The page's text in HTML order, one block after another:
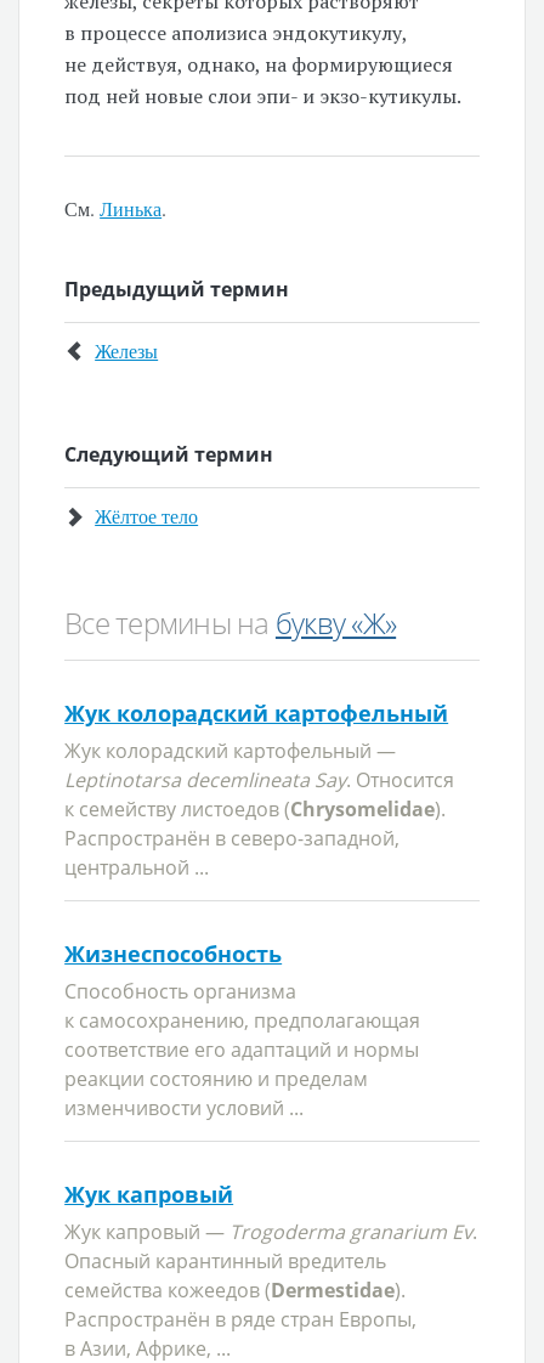
в процессе аполизиса эндокутикулу,
не действуя, однако, на формирующиеся
под ней новые слои эпи- и экзо-кутикулы.
См.Линька.
Предыдущий термин
Железы
Следующий термин
Жёлтое тело
Все термины на букву «Ж»
Жук колорадский картофельный
Жук колорадский картофельный —
Leptinotarsa decemlineata Say. Относится
к семейству листоедов (Chrysomelidae).
Распространён в северо-западной,
центральной ...
Жизнеспособность
Способность организма
к самосохранению, предполагающая
соответствие его адаптаций и нормы
реакции состоянию и пределам
изменчивости условий ...
Жук капровый
Жук капровый — Trogoderma granarium Ev.
Опасный карантинный вредитель
семейства кожеедов (Dermestidae).
Распространён в ряде стран Европы,
в Азии, Африке, ...